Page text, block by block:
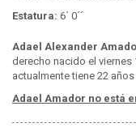
Estatura: 6´ 0´´
Adael Alexander
derecho nacido el viernes
actualmente tiene 22 años
Adael Amador no está